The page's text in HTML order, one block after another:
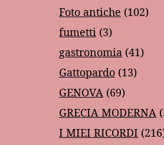
Foto antiche (102)
fumetti (3)
gastronomia (41)
Gattopardo (13)
GENOVA (69)
GRECIA MODERNA
I MIEI RICORDI